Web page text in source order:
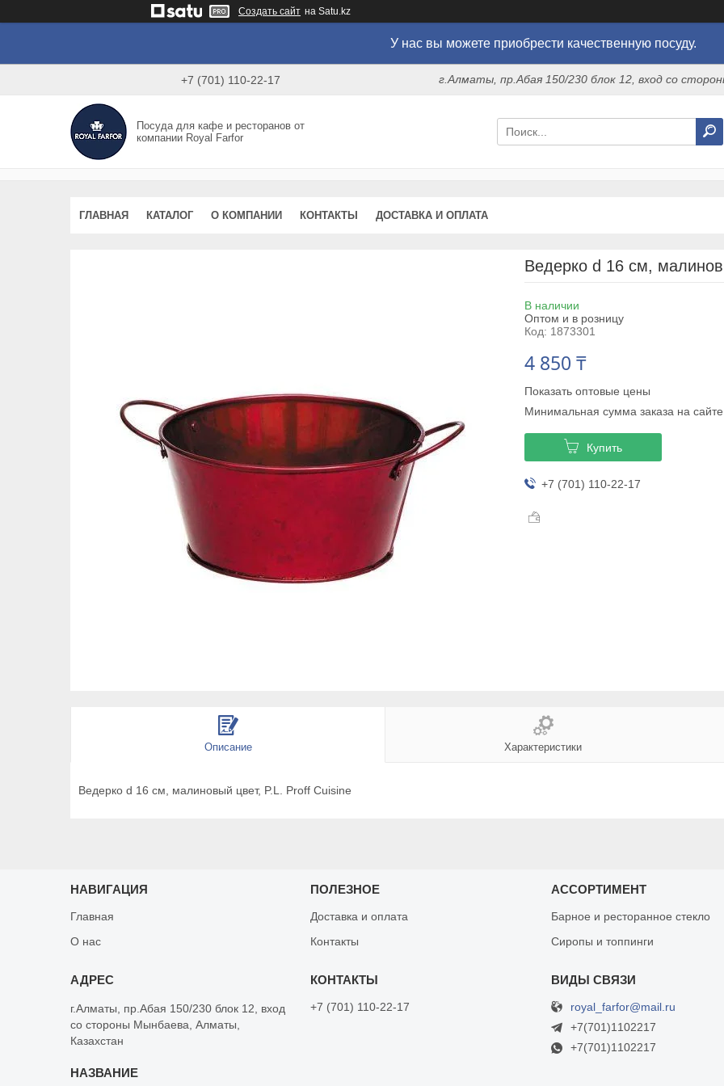
Создать сайт на Satu.kz
У нас вы можете приобрести качественную посуду.
+7 (701) 110-22-17 г.Алматы, пр.Абая 150/230 блок 12, вход со
Посуда для кафе и ресторанов от
компании Royal Farfor
ГЛАВНАЯ КАТАЛОГ О КОМПАНИИ КОНТАКТЫ ДОСТАВКА И ОПЛАТА
Ведерко d 16 см,
В наличии
Оптом и в розницу
Код: 1873301
4 850 ₸
Показать оптовые цены
Минимальная сумма заказа на
Купить
+7 (701) 110-22-17
Описание Характеристики
Ведерко d 16 см, малиновый цвет, P.L. Proff Cuisine
НАВИГАЦИЯ
Главная
О нас
ПОЛЕЗНОЕ
Доставка и оплата
Контакты
АССОРТИМЕНТ
Барное и ресторанное стекло
Сиропы и топпинги
г.Алматы, пр.Абая 150/230 блок 12, вход
со стороны Мынбаева, Алматы,
Казахстан
+7 (701) 110-22-17
royal_farfor@mail.ru
+7(701)1102217
+7(701)1102217